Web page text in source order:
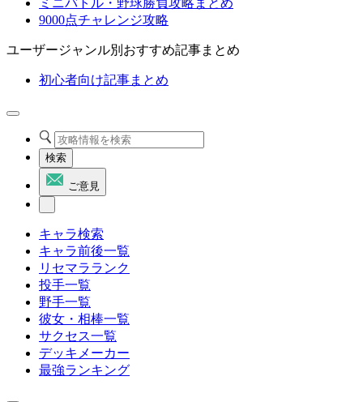
ミニバトル・野球勝負攻略まとめ
9000点チャレンジ攻略
ユーザージャンル別おすすめ記事まとめ
初心者向け記事まとめ
検索
ご意見
キャラ検索
キャラ前後一覧
リセマラランク
投手一覧
野手一覧
彼女・相棒一覧
サクセス一覧
デッキメーカー
最強ランキング